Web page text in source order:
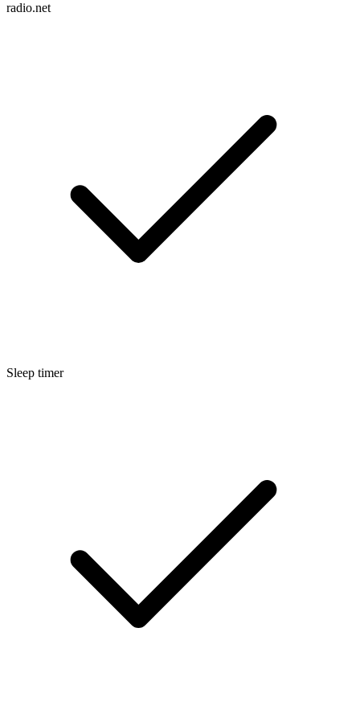
radio.net
Sleep timer